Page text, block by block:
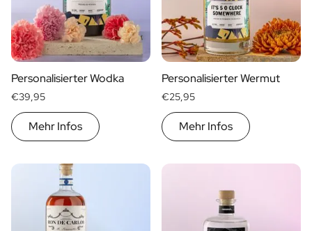
Personalisierter Wodka
€39,95
Mehr Infos
Personalisierter Wermut
€25,95
Mehr Infos